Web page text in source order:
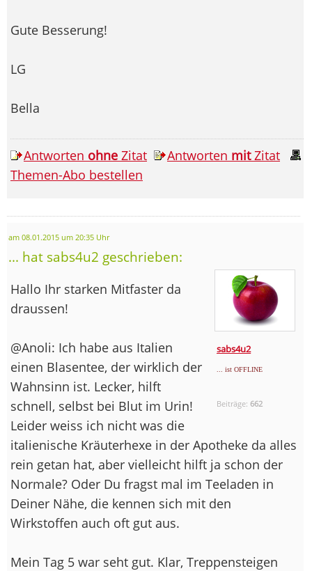
Gute Besserung!
LG
Bella
Antworten ohne Zitat Antworten mitZitat
Themen-Abo bestellen
am 08.01.2015 um 20:35 Uhr
... hat sabs4u2 geschrieben:
sabs4u2
... ist OFFLINE
Beiträge:662
Hallo Ihr starken Mitfaster da
draussen!
@Anoli: Ich habe aus Italien
einen Blasentee, der wirklich der
Wahnsinn ist. Lecker, hilft
schnell, selbst bei Blut im Urin!
Leider weiss ich nicht was die
italienische Kräuterhexe in der Apotheke da alles
rein getan hat, aber vielleicht hilft ja schon der
Normale? Oder Du fragst mal im Teeladen in
Deiner Nähe, die kennen sich mit den
Wirkstoffen auch oft gut aus.
Mein Tag 5 war seht gut. Klar, Treppensteigen